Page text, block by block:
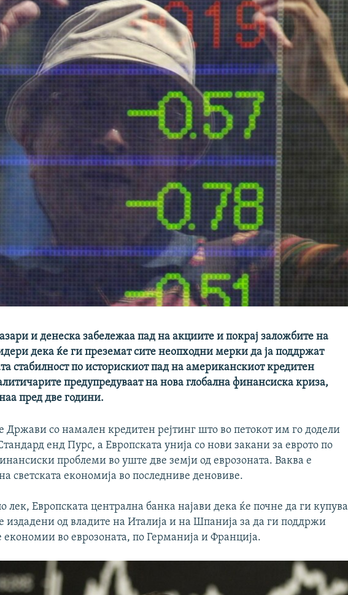
и денеска забележаа пад на акциите и покрај заложбите на
дека ќе ги преземат сите неопходни мерки да ја поддржат
стабилност по историскиот пад на американскиот кредитен
предупредуваат на нова глобална финансиска криза,
пред две години.
Држави со намален кредитен рејтинг што во петокот им го додели
енд Пурс, а Европската унија со нови закани за еврото по
проблеми во уште две земји од еврозоната. Ваква е
светската економија во последниве деновиве.
лек, Европската централна банка најави дека ќе почне да ги купува
издадени од владите на Италија и на Шпанија за да ги поддржи
економии во еврозоната, по Германија и Франција.